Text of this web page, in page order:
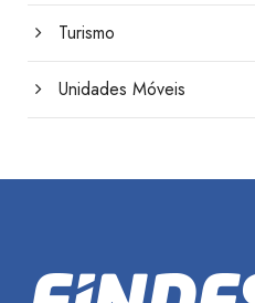
Turismo
Unidades Móveis